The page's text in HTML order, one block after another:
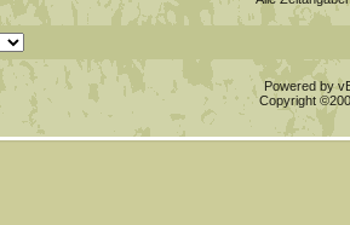
Powered by
Copyright